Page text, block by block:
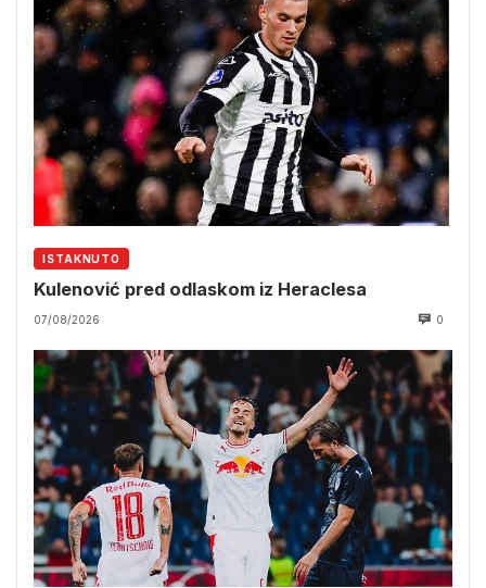
ISTAKNUTO
Kulenović pred odlaskom iz Heraclesa
07/08/2026 0